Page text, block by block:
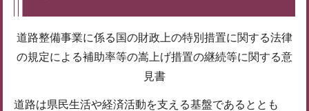
道路整備事業に係る国の財政上の特別措置に関する法律
の規定による補助率等の嵩上げ措置の継続等に関する意
見書
道路は県民生活や経済活動を支える基盤であるととも